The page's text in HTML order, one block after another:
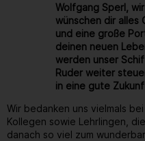
Wolfgang Sperl,
wünschen dir alles
und eine große
deinen neuen
werden unser
Ruder weiter
in eine gute
Wir bedanken uns vielmals
Kollegen sowie Lehrlingen,
danach so viel zum